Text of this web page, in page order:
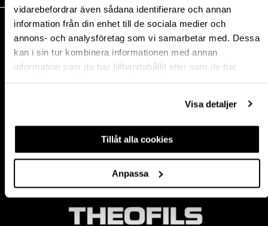
vidarebefordrar även sådana identifierare och annan
information från din enhet till de sociala medier och
annons- och analysföretag som vi samarbetar med. Dessa
kan i sin tur kombinera informationen med annan
information som du har tillhandahållit eller som de har
Visa detaljer
Tillåt alla cookies
Anpassa
KONTAKT
Postadress:
BOX 1009 551 11
Jönköping, Sweden
Tel:+46 (0)10-178 13 00
Org. nr 556154-8925